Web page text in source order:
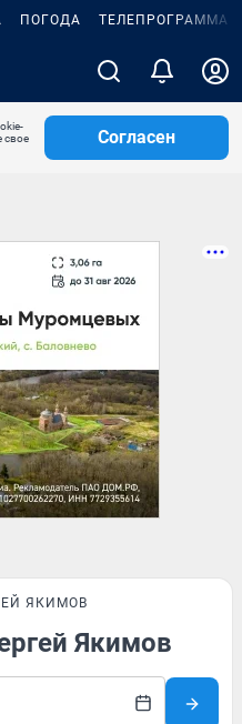
ПОГОДА ТЕЛЕПРОГРАММА
свое
Согласен
ЯКИМОВ
Якимов